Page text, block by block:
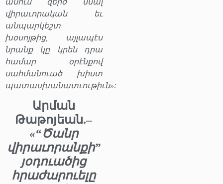
վիրաւորական եւ
անպարկեշտ
խօսոյթից, այլապէս
նրանք կը կրեն դրա
համար օրէնքով
սահմանուած խիստ
պատասխանատւութիւն»:
Արման
Թաթոյեան.–
«“Ծանր
վիրաւորանքի”
յօդուածից
հրաժարուելը